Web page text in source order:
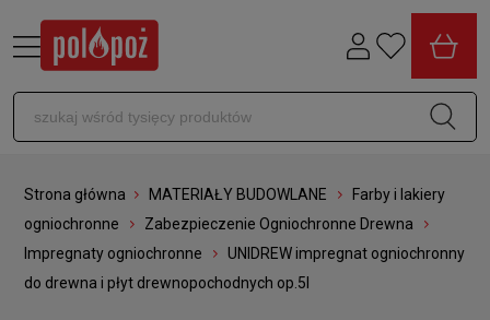
Strona główna MATERIAŁY BUDOWLANE
Farby i lakiery
ogniochronne
Zabezpieczenie Ogniochronne Drewna
Impregnaty ogniochronne
UNIDREW impregnat ogniochronny
do drewna i płyt drewnopochodnych op.5l